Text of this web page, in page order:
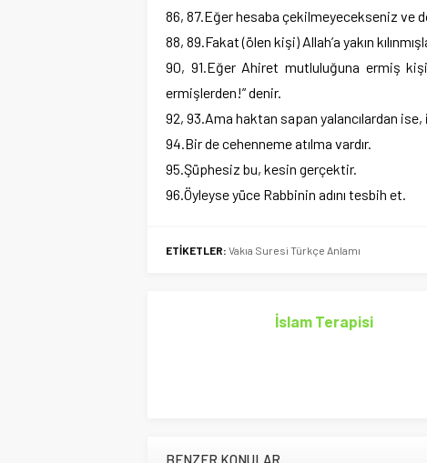
86, 87.Eğer hesaba çekilmeyecekseniz ve
88, 89.Fakat (ölen kişi) Allah’a yakın
90, 91.Eğer Ahiret mutluluğuna ermiş
ermişlerden!” denir.
92, 93.Ama haktan sapan yalancılardan
94.Bir de cehenneme atılma vardır.
95.Şüphesiz bu, kesin gerçektir.
96.Öyleyse yüce Rabbinin adını tesbih et.
ETİKETLER: Vakıa Suresi Türkçe Anlamı
İslam Terapisi
BENZER KONULAR